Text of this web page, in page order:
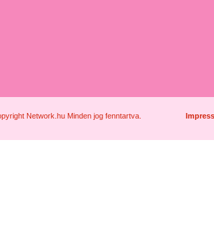
Network.hu Minden jog fenntartva.